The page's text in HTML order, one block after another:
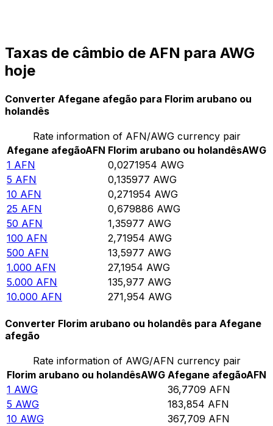
Taxas de câmbio de AFN para AWG
hoje
Converter Afegane afegão para Florim arubano ou
holandês
Rate information of AFN/AWG currency pair
Afegane afegãoAFN Florim arubano ou holandêsAWG
1 AFN 0,0271954 AWG
5 AFN 0,135977 AWG
10 AFN 0,271954 AWG
25 AFN 0,679886 AWG
50 AFN 1,35977 AWG
100 AFN 2,71954 AWG
500 AFN 13,5977 AWG
1.000 AFN 27,1954 AWG
5.000 AFN 135,977 AWG
10.000 AFN 271,954 AWG
Converter Florim arubano ou holandês para Afegane
afegão
Rate information of AWG/AFN currency pair
Florim arubano ou holandêsAWG Afegane afegãoAFN
1 AWG 36,7709 AFN
5 AWG 183,854 AFN
10 AWG 367,709 AFN